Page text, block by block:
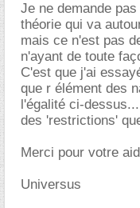
Je ne demande
théorie qui va
mais ce n'est pas
n'ayant de toute
C'est que j'ai
que r élément des
l'égalité ci-
des 'restrictions'
Merci pour votre
Universus